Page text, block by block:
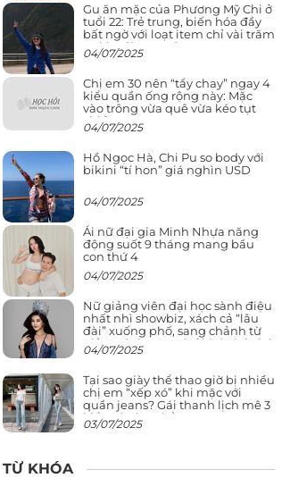
Gu ăn mặc của Phương Mỹ Chi ở
tuổi 22: Trẻ trung, biến hóa đầy
bất ngờ với loạt item chỉ vài trăm
nghìn đã mua được
04/07/2025
Chị em 30 nên “tẩy chay” ngay 4
kiểu quần ống rộng này: Mặc
vào trông vừa quê vừa kéo tụt
chiều cao
04/07/2025
Hồ Ngọc Hà, Chi Pu so body với
bikini “tí hon” giá nghìn USD
04/07/2025
Ái nữ đại gia Minh Nhựa năng
động suốt 9 tháng mang bầu
con thứ 4
04/07/2025
Nữ giảng viên đại học sành điệu
nhất nhì showbiz, xách cả “lâu
đài” xuống phố, sang chảnh từ
giảng đường ra phố khó ai đọ lại
04/07/2025
Tại sao giày thể thao giờ bị nhiều
chị em “xếp xó” khi mặc với
quần jeans? Gái thanh lịch mê 3
kiểu này hơn hẳn
03/07/2025
TỪ KHÓA